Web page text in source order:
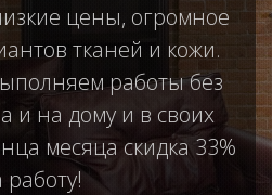
цены, огромное
тканей и кожи.
работы без
и на дому и в своих
месяца скидка 33%
работу!